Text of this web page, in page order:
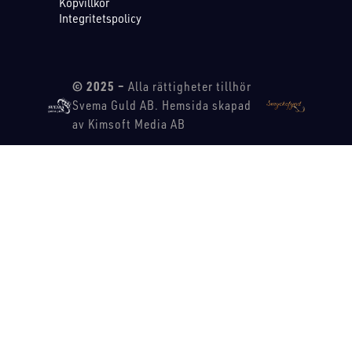
Integritetspolicy
© 2025 – Alla rättigheter tillhör
Svema Guld AB. Hemsida skapad
av Kimsoft Media AB